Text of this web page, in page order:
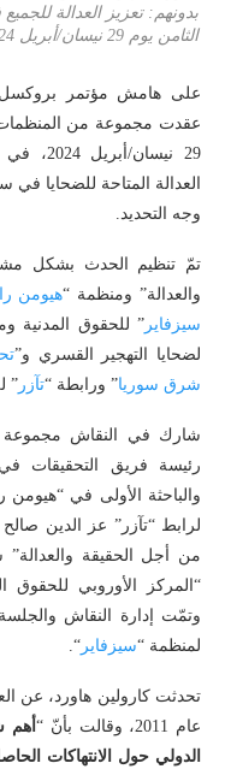
بدونهم: تعزيز العدالة
الثامن يوم 29 نيسان/أبريل 2024 في العاصمة البلجيكية بروكسل.
على هامش مؤتمر بروكسل
عقدت مجموعة من المنظمات
29
العدالة المتاحة للضحايا
وجه التحديد.
تمّ تنظيم الحدث بشكل
والعدالة” ومنظمة “هيومن
سيزفاير ” للحقوق المدنية
لضحايا التهجير القسري و”
شرق سوريا” ورابطة “تآزر ”
شارك في النقاش مجموعة
رئيسة فريق التحقيقات في
والباحثة الأولى في “هيومن
لرابط “تآزر” عز الدين
من أجل الحقيقة
“المركز الأوروبي
وتمّت إدارة النقاش
لمنظمة “سيزفاير “.
تحدثت كارولين هاورد، عن
عام 2011، وقالت بأنّ “
أهم
الدولي حول الانتهاكات